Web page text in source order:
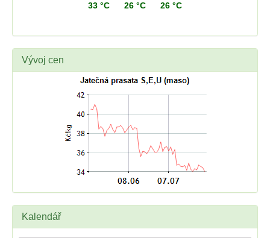
33 °C 26 °C 26 °C
Vývoj cen
Kalendář